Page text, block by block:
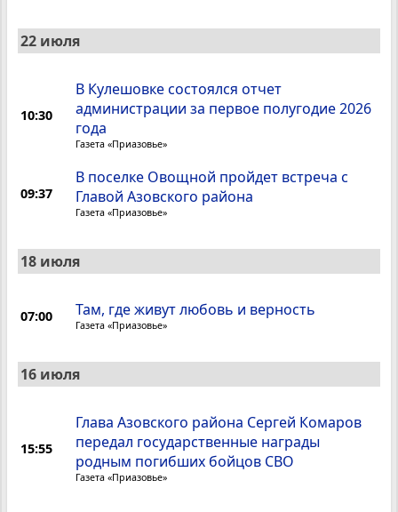
22 июля
10:30
В Кулешовке состоялся отчет
администрации за первое полугодие 2026
года
Газета «Приазовье»
09:37
В поселке Овощной пройдет встреча с
Главой Азовского района
Газета «Приазовье»
18 июля
07:00 Там, где живут любовь и верность
Газета «Приазовье»
16 июля
15:55
Глава Азовского района Сергей Комаров
передал государственные награды
родным погибших бойцов СВО
Газета «Приазовье»